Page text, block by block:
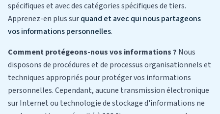
spécifiques et avec des catégories spécifiques de tiers.
Apprenez-en plus surquand et avec qui nous partageons
vos informations personnelles.
Comment protégeons-nous vos informations ? Nous
disposons de procédures et de processus organisationnels et
techniques appropriés pour protéger vos informations
personnelles. Cependant, aucune transmission électronique
sur Internet ou technologie de stockage d'informations ne